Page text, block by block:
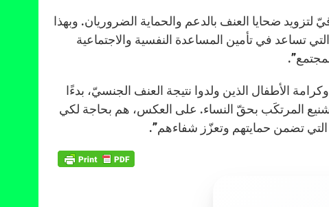
ضحايا العنف بالدعم والحماية الضروريان. وبهذا
في تأمين المساعدة النفسية والاجتماعية
الأطفال الذين ولدوا نتيجة العنف الجنسيّ، بدءًا
المرتكَب بحقّ النساء. على العكس، هم بحاجة لكي
التي تضمن حمايتهم وتعزّز شفاءهم”.